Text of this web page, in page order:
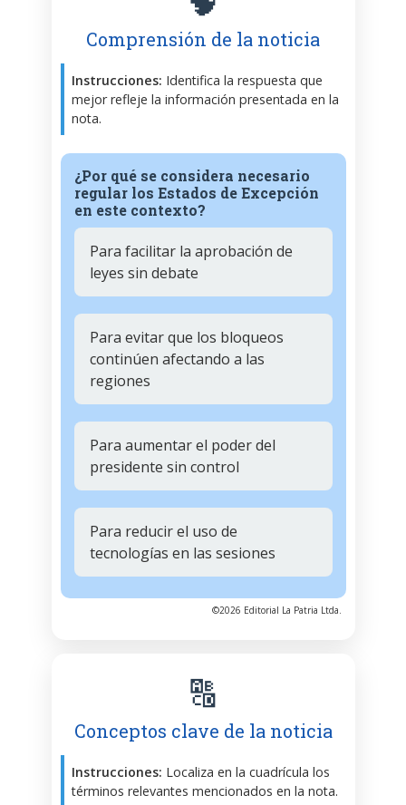
Comprensión de la noticia
Instrucciones: Identifica la respuesta que
mejor refleje la información presentada en la
nota.
¿Por qué se considera necesario
regular los Estados de Excepción
en este contexto?
Para facilitar la aprobación de
leyes sin debate
Para evitar que los bloqueos
continúen afectando a las
regiones
Para aumentar el poder del
presidente sin control
Para reducir el uso de
tecnologías en las sesiones
©2026 Editorial La Patria Ltda.
🔠
Conceptos clave de la noticia
Instrucciones: Localiza en la cuadrícula los
términos relevantes mencionados en la nota.